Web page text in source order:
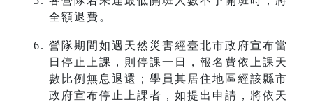
全額退費。
營隊期間如遇天然災害經臺北市政府宣布當
日停止上課，則停課一日，報名費依上課天
數比例無息退還；學員其居住地區經該縣市
政府宣布停止上課者，如提出申請，將依天